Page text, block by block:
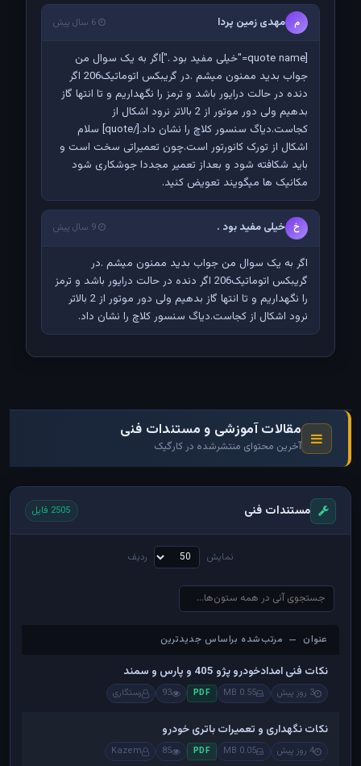
م مهدی زمین پردا 6 سال پیش
[quote name="خیلی مفید بود ."]اگر به یک سوال من
جواب بدید ممنون میشم .در گریبکس اتوماتیک206 اگر
دنده در حالت درایور باشد و ترمز را نگهداریم و تا انتها گاز
بدهیم ولی دور موتور از 2 بالاتر نرود اشکال از
کجاست.دیاگ سنسور کلاچ را نشان داد.[/quote] سلام
اشکال از تورک کانورتور است.چون تعمیراتی سخت است و
باید شکافته شود و بعداز تعمیر مجددا جوشکاری شود
مکانیک ها میگویند تعویض کنید.
خ خیلی مفید بود . 9 سال پیش
اگر به یک سوال من جواب بدید ممنون میشم .در
گریبکس اتوماتیک206 اگر دنده در حالت درایور باشد و ترمز
را نگهداریم و تا انتها گاز بدهیم ولی دور موتور از 2 بالاتر
نرود اشکال از کجاست.دیاگ سنسور کلاچ را نشان داد.
مقالات آموزشی و مستندات فنی
آخرین محتوای منتشرشده در کارگیک
مستندات فنی 2505 فایل
نمایش ردیف
عنوان — مرتب‌شده براساس جدیدترین
عنوان — مرتب‌شده براساس جدیدترین
نکات فنی امدادخودرو پژو 405 و پارس و سمند
3 روز پیش 0.55 MB
PDF
93 رستگاری
نکات نگهداری و تعمیرات باتری خودرو
4 روز پیش 0.05 MB
PDF
85
Kazem